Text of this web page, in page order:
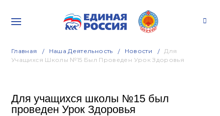
Главная Наша Деятельность Новости
Для
Учащихся Школы №15 Был Проведен Урок Здоровья
Для учащихся школы №15 был
проведен Урок Здоровья